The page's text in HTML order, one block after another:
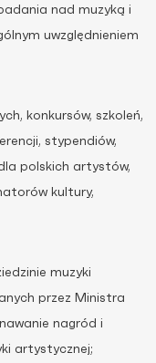
nad muzyką i
uwzględnieniem
konkursów, szkoleń,
stypendiów,
polskich artystów,
kultury,
muzyki
przez Ministra
nagród i
artystycznej;